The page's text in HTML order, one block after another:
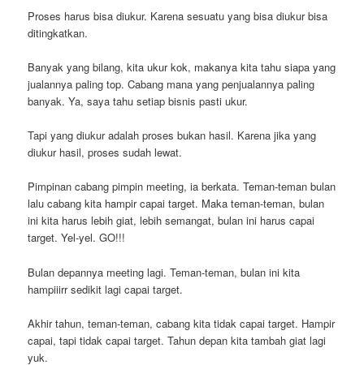
Proses harus bisa diukur. Karena sesuatu yang bisa diukur bisa
ditingkatkan.
Banyak yang bilang, kita ukur kok, makanya kita tahu siapa yang
jualannya paling top. Cabang mana yang penjualannya paling
banyak. Ya, saya tahu setiap bisnis pasti ukur.
Tapi yang diukur adalah proses bukan hasil. Karena jika yang
diukur hasil, proses sudah lewat.
Pimpinan cabang pimpin meeting, ia berkata. Teman-teman bulan
lalu cabang kita hampir capai target. Maka teman-teman, bulan
ini kita harus lebih giat, lebih semangat, bulan ini harus capai
target. Yel-yel. GO!!!
Bulan depannya meeting lagi. Teman-teman, bulan ini kita
hampiiirr sedikit lagi capai target.
Akhir tahun, teman-teman, cabang kita tidak capai target. Hampir
capai, tapi tidak capai target. Tahun depan kita tambah giat lagi
yuk.